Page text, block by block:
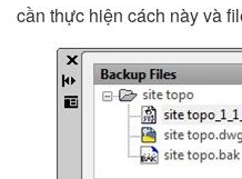
cần thực hiện cách này và